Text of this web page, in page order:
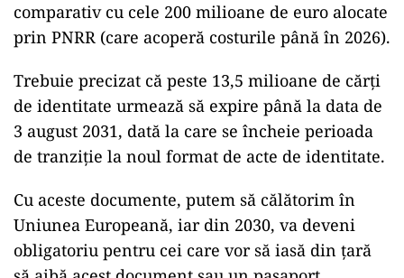
comparativ cu cele 200 milioane de euro alocate
prin PNRR (care acoperă costurile până în 2026).
Trebuie precizat că peste 13,5 milioane de cărți
de identitate urmează să expire până la data de
3 august 2031, dată la care se încheie perioada
de tranziție la noul format de acte de identitate.
Cu aceste documente, putem să călătorim în
Uniunea Europeană, iar din 2030, va deveni
obligatoriu pentru cei care vor să iasă din țară